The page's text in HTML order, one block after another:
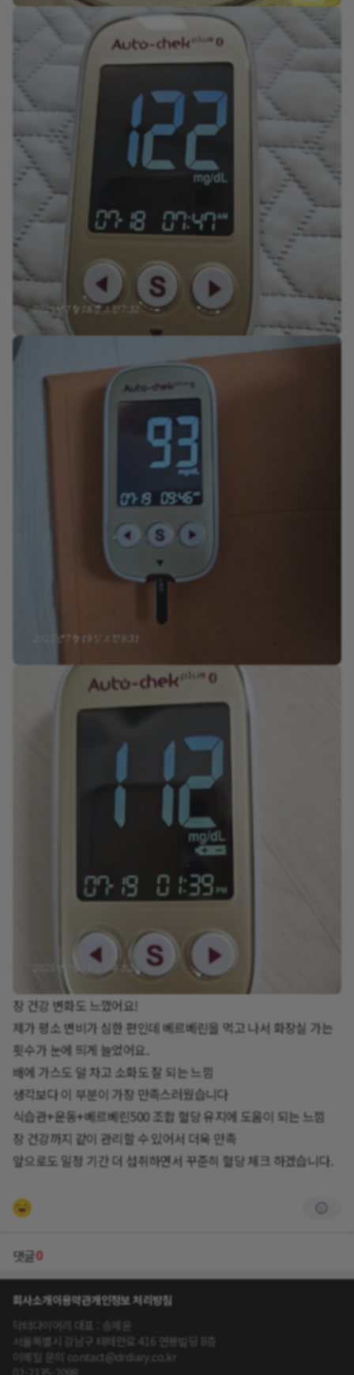
장 건강 변화도 느꼈어요!
제가 평소 변비가 심한 편인데 베르베린을 먹고 나서 화장실 가는
횟수가 눈에 띄게 늘었어요.
배에 가스도 덜 차고 소화도 잘 되는 느낌
생각보다 이 부분이 가장 만족스러웠습니다
식습관+운동+베르베린500 조합 혈당 유지에 도움이 되는 느낌
장 건강까지 같이 관리할 수 있어서 더욱 만족
앞으로도 일정 기간 더 섭취하면서 꾸준히 혈당 체크 하겠습니다.
댓글0
회사소개이용약관개인정보 처리방침
닥터다이어리 대표 : 송제윤
서울특별시 강남구 테헤란로 416 연봉빌딩 8층
이메일 문의 contact@drdiary.co.kr